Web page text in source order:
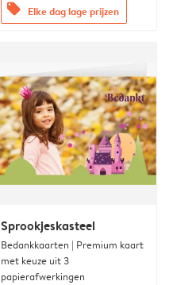
offers Elke dag lage prijzen
Sprookjeskasteel
Bedankkaarten | Premium kaart
met keuze uit 3
papierafwerkingen